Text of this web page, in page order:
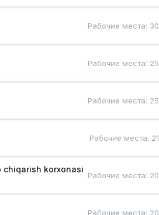
Рабочие места: 30
Рабочие места: 25
Рабочие места: 25
Рабочие места: 21
chiqarish korxonasi
Рабочие места: 20
Рабочие места: 20